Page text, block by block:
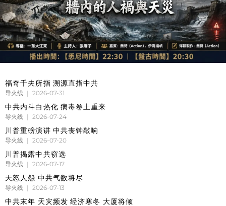
福奇千夫所指 溯源直指中共
导火线 2026-07-31
中共内斗白热化 病毒卷土重来
导火线 2026-07-24
川普重磅演讲 中共丧钟敲响
导火线 2026-07-20
川普揭露中共窃选
导火线 2026-07-17
天怒人怨 中共气数将尽
导火线 2026-07-13
中共末年 天灾频发 经济寒冬 大厦将倾